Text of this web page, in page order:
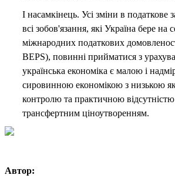
І насамкінець. Усі зміни в податкове
всі зобов'язання, які Україна бере на
міжнародних податкових
BEPS), повинні прийматися з
українська економіка є малою і
сировинною економікою з низькою
контролю та практичною
трансфертним ціноутворенням.
Автор: